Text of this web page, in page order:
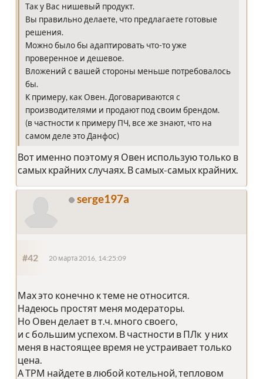
Так у Вас нишевый продукт.
Вы правильно делаете, что предлагаете готовые
решения.
Можно было бы адаптировать что-то уже
проверенное и дешевое.
Вложений с вашей стороны меньше потребовалось
бы.
К примеру, как Овен. Договариваются с
производителями и продают под своим брендом.
(в частности к примеру ПЧ, все же знают, что на
самом деле это Данфос)
Вот именно поэтому я Овен использую только в
самых крайних случаях. В самых-самых крайних.
serge197a
#42 20 марта 2016, 14:25:09
Мах это конечно к теме не относится.
Надеюсь простят меня модераторы.
Но Овен делает в т.ч. много своего,
и с большим успехом. В частности в ПЛк у них
меня в настоящее время не устраивает только
цена.
А ТРМ найдете в любой котельной, тепловом